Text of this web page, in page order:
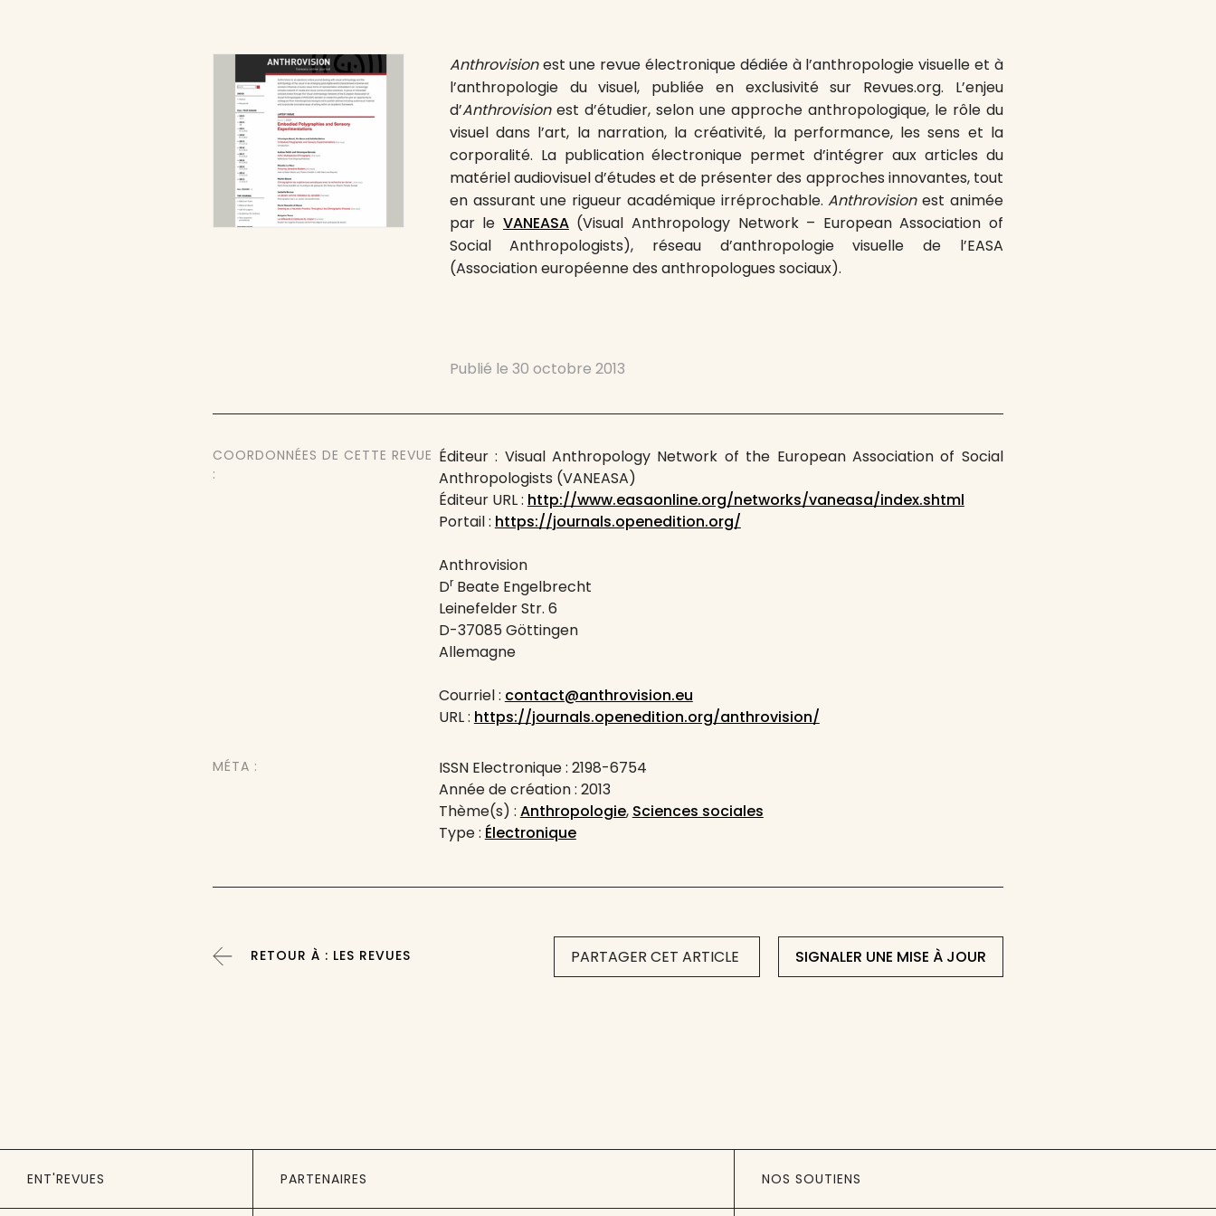
Anthrovisionest une revue électronique dédiée à l’anthropologie visuelle et à
l’anthropologie du visuel, publiée en exclusivité sur Revues.org. L’enjeu
d’Anthrovisionest d’étudier, selon une approche anthropologique, le rôle du
visuel dans l’art, la narration, la créativité, la performance, les sens et la
corporalité. La publication électronique permet d’intégrer aux articles du
matériel audiovisuel d’études et de présenter des approches innovantes, tout
en assurant une rigueur académique irréprochable.Anthrovisionest animée
par le VANEASA(Visual Anthropology Network – European Association of
Social Anthropologists), réseau d’anthropologie visuelle de l’EASA
(Association européenne des anthropologues sociaux).
Publié le 30 octobre 2013
COORDONNÉES DE CETTE REVUE
:
Éditeur : Visual Anthropology Network of the European Association of Social
Anthropologists (VANEASA)
Éditeur URL : http://www.easaonline.org/networks/vaneasa/index.shtml
Portail : https://journals.openedition.org/
Anthrovision
DrBeate Engelbrecht
Leinefelder Str. 6
D-37085 Göttingen
Allemagne
Courriel : contact@anthrovision.eu
URL : https://journals.openedition.org/anthrovision/
MÉTA :
ISSN Electronique : 2198-6754
Année de création : 2013
Thème(s) : Anthropologie, Sciences sociales
Type : Électronique
PARTAGER CET ARTICLE SIGNALER UNE MISE À JOUR
RETOUR À : LES REVUES
ENT'REVUES PARTENAIRES NOS SOUTIENS